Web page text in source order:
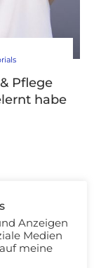
Pflege
habe
Anzeigen
Medien
meine